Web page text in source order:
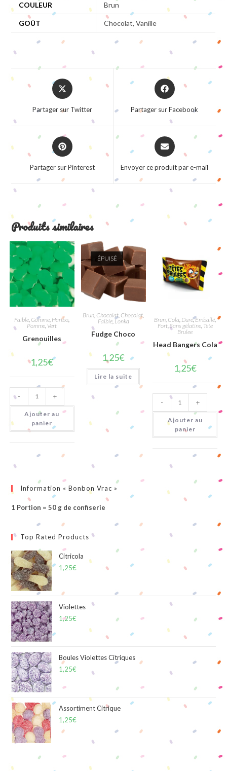
COULEUR Brun
GOÛT Chocolat, Vanille
Opens
in
new
Partager sur Twitter
Opens
in
window
Partager sur Facebook
Opens
in
window
Partager sur Pinterest
Opens
in
new
Envoyer ce produit par e-mail
Produits similaires
Faible Gomme Haribo
Pomme Vert
Grenouilles
1,25€
quantité
de
Grenouilles
- +
Ajouter au
panier
ÉPUISÉ
Brun Chocolat Chocolat
Faible, Lonka
Fudge Choco
1,25€
Lire la suite
Brun Cola Dure,Emballé
Fort, Sans gélatine, Tete
Brulee
Head Bangers Cola
1,25€
quantité
de
Head
Bangers
Cola
- +
Ajouter au
panier
Information « Bonbon Vrac »
1 Portion = 50 g de confiserie
Top Rated Products
Citricola
1,25€
Violettes
1,25€
Boules Violettes Citriques
1,25€
Assortiment Citrique
1,25€